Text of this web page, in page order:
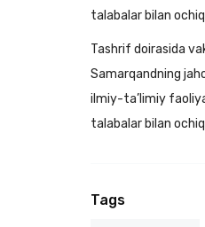
talabalar bilan
Tashrif doirasida
Samarqandning
ilmiy-ta’limiy
talabalar bilan
Tags